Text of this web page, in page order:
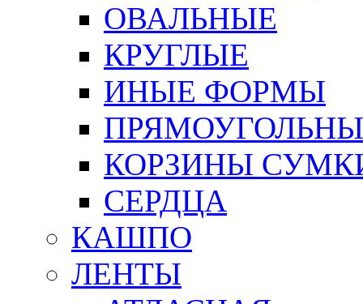
ОВАЛЬНЫЕ
КРУГЛЫЕ
ИНЫЕ ФОРМЫ
КОРЗИНЫ
СЕРДЦА
КАШПО
ЛЕНТЫ